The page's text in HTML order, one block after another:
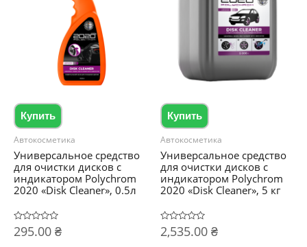
Купить
Автокосметика
Универсальное средство
для очистки дисков с
индикатором Polychrom
2020 «Disk Cleaner», 0.5л
Оценка
0
295.00 ₴
Купить
Автокосметика
Универсальное средство
для очистки дисков с
индикатором Polychrom
2020 «Disk Cleaner», 5 кг
Оценка
0
2,535.00 ₴